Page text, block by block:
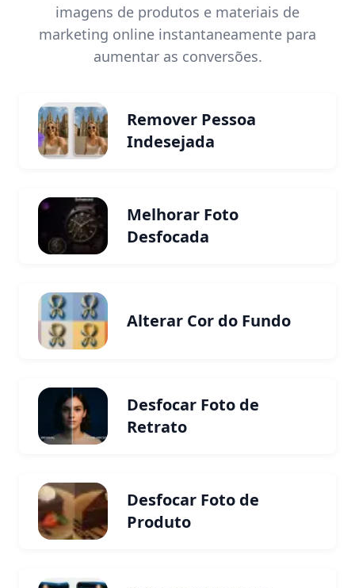
imagens de produtos e materiais de
marketing online instantaneamente para
aumentar as conversões.
Remover Pessoa
Indesejada
Melhorar Foto
Desfocada
Alterar Cor do Fundo
Desfocar Foto de
Retrato
Desfocar Foto de
Produto